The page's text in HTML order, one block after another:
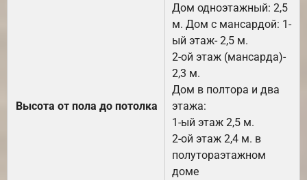
Высота от пола до потолка
Дом одноэтажный: 2,5
м. Дом с мансардой: 1-
ый этаж- 2,5 м.
2-ой этаж (мансарда)-
2,3 м.
Дом в полтора и два
этажа:
1-ый этаж 2,5 м.
2-ой этаж 2,4 м. в
полутораэтажном
доме